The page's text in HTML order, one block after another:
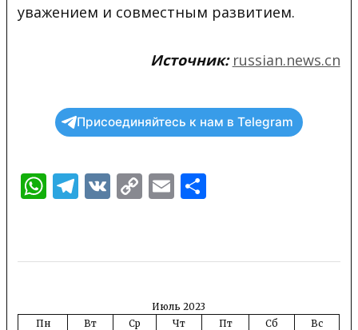
уважением и совместным развитием.
Источник: russian.news.cn
Присоединяйтесь к нам в Telegram
WhatsApp
Telegram
VKCopyEmail
Июль 2023
Пн
Вт Ср Чт Пт Сб
Вс